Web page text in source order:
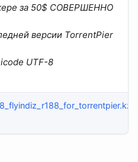
за 50$ СОВЕРШЕННО
версии TorrentPier
UTF-8